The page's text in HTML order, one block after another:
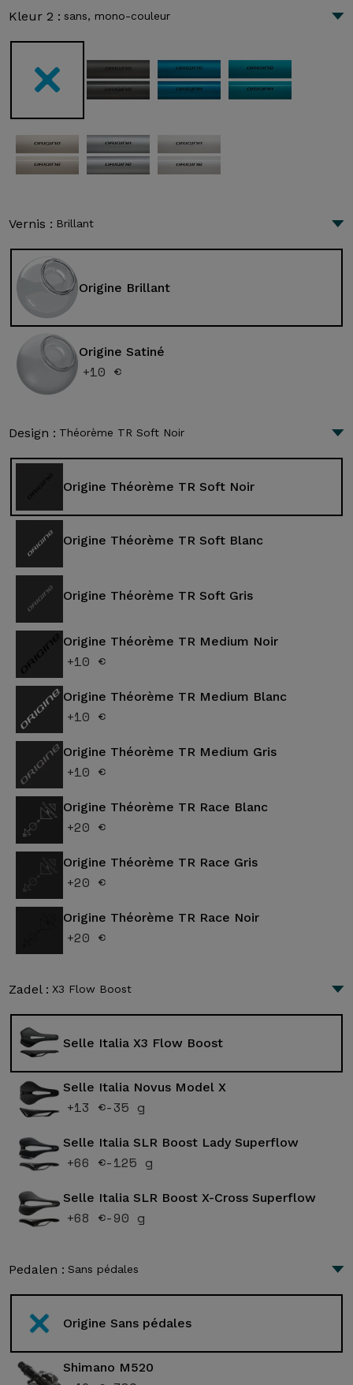
Kleur 2 : sans, mono-couleur
Vernis : Brillant
Origine Brillant
Origine Satiné
+10 €
Design : Théorème TR Soft Noir
Origine Théorème TR Soft Noir
Origine Théorème TR Soft Blanc
Origine Théorème TR Soft Gris
Origine Théorème TR Medium Noir
+10 €
Origine Théorème TR Medium Blanc
+10 €
Origine Théorème TR Medium Gris
+10 €
Origine Théorème TR Race Blanc
+20 €
Origine Théorème TR Race Gris
+20 €
Origine Théorème TR Race Noir
+20 €
Zadel : X3 Flow Boost
Selle Italia X3 Flow Boost
Selle Italia Novus Model X
+13 €-35 g
Selle Italia SLR Boost Lady Superflow
+66 €-125 g
Selle Italia SLR Boost X-Cross Superflow
+68 €-90 g
Pedalen : Sans pédales
Origine Sans pédales
Shimano M520